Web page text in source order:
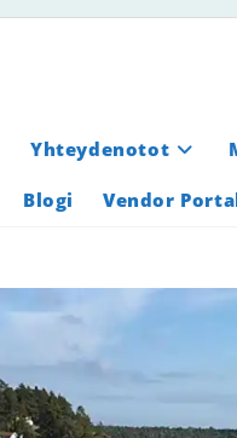
Yhteydenotot
Blogi Vendor